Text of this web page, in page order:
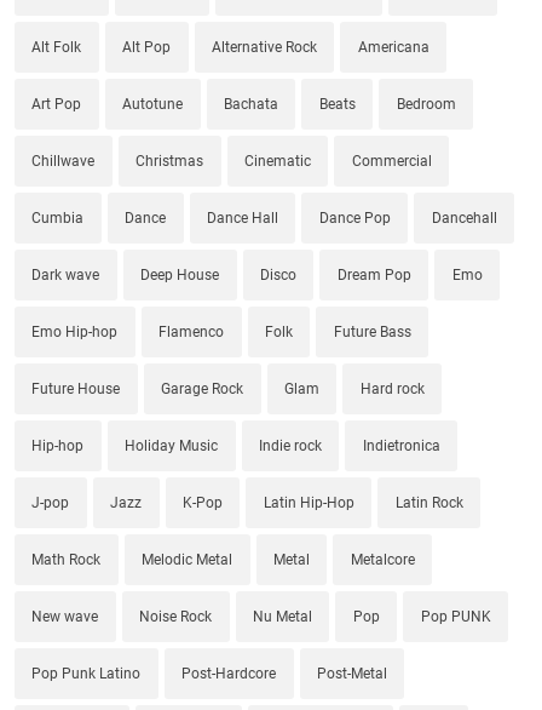
Alt Folk Alt Pop Alternative Rock Americana
Art Pop Autotune Bachata Beats Bedroom
Chillwave Christmas Cinematic Commercial
Cumbia Dance Dance Hall Dance Pop Dancehall
Dark wave Deep House Disco Dream Pop Emo
Emo Hip-hop Flamenco Folk Future Bass
Future House Garage Rock Glam Hard rock
Hip-hop Holiday Music Indie rock Indietronica
J-pop Jazz K-Pop Latin Hip-Hop Latin Rock
Math Rock Melodic Metal Metal Metalcore
New wave Noise Rock Nu Metal Pop Pop PUNK
Pop Punk Latino Post-Hardcore Post-Metal